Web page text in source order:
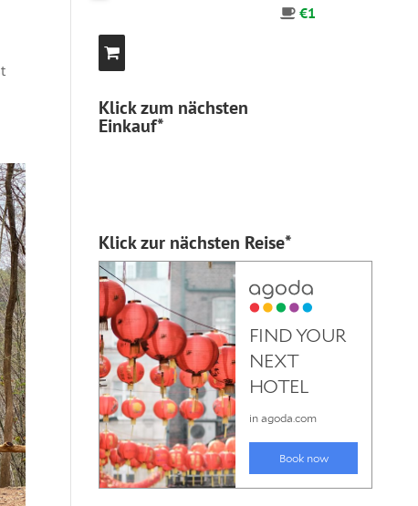
€1
Klick zum nächsten
Einkauf*
Klick zur nächsten Reise*